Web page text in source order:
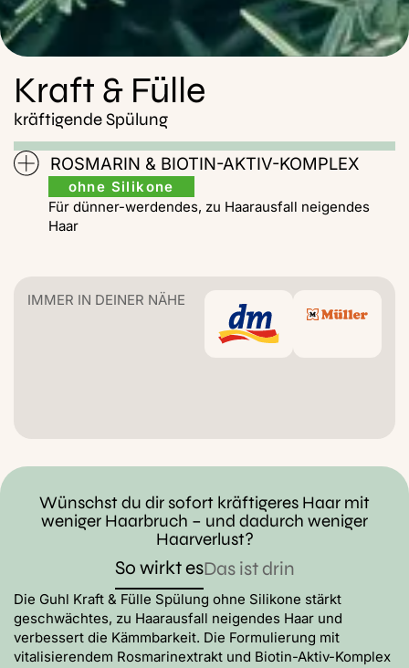
Kraft & Fülle
kräftigende Spülung
ROSMARIN & BIOTIN-AKTIV-KOMPLEX
ohne Silikone
Für dünner-werdendes, zu Haarausfall neigendes
Haar
IMMER IN DEINER NÄHE
Wünschst du dir sofort kräftigeres Haar mit
weniger Haarbruch – und dadurch weniger
Haarverlust?
So wirkt esDas ist drin
Die Guhl Kraft & Fülle Spülung ohne Silikone stärkt
geschwächtes, zu Haarausfall neigendes Haar und
verbessert die Kämmbarkeit. Die Formulierung mit
vitalisierendem Rosmarinextrakt und Biotin-Aktiv-Komplex